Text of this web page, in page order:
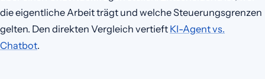
die eigentliche Arbeit trägt und welche Steuerungsgrenzen
gelten. Den direkten Vergleich vertieft KI-Agent vs.
Chatbot.